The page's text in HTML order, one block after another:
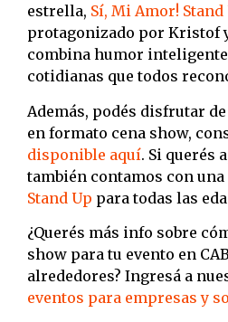
estrella, Sí, Mi Amor! Stand
protagonizado por Kristof
combina humor
cotidianas que todos
Además, podés disfrutar
en formato cena show,
disponible aquí. Si querés
también contamos con
Stand Up para todas las
¿Querés más info sobre
show para tu evento en
alrededores? Ingresá a
eventos para empresas y